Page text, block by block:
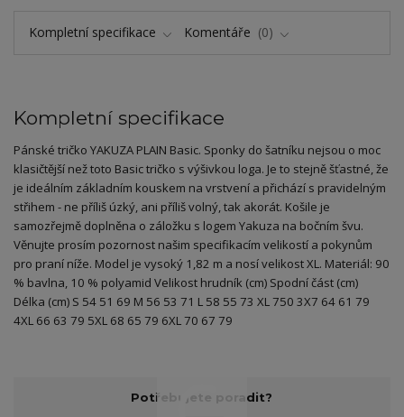
Kompletní specifikace Komentáře 0
Kompletní specifikace
Pánské tričko YAKUZA PLAIN Basic. Sponky do šatníku nejsou o moc
klasičtější než toto Basic tričko s výšivkou loga. Je to stejně šťastné, že
je ideálním základním kouskem na vrstvení a přichází s pravidelným
střihem - ne příliš úzký, ani příliš volný, tak akorát. Košile je
samozřejmě doplněna o záložku s logem Yakuza na bočním švu.
Věnujte prosím pozornost našim specifikacím velikostí a pokynům
pro praní níže. Model je vysoký 1,82 m a nosí velikost XL. Materiál: 90
% bavlna, 10 % polyamid Velikost hrudník (cm) Spodní část (cm)
Délka (cm) S 54 51 69 M 56 53 71 L 58 55 73 XL 750 3X7 64 61 79
4XL 66 63 79 5XL 68 65 79 6XL 70 67 79
Potřebujete poradit?